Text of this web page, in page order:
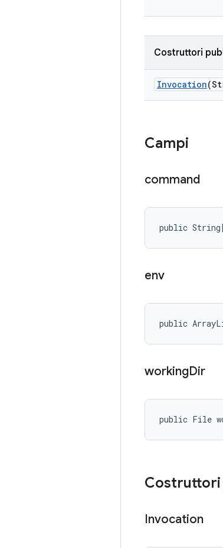
Costruttori
Invocation
Campi
command
public
env
public
workingDir
public File
Invocation